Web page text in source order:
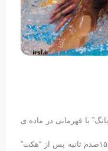
با قهرمانی در ماده ی
١۵۰۰متر آزاد با زمان ١۴دقیقه و ۴١ثانیه و ١۵صدم ثانیه پس از “هکت”